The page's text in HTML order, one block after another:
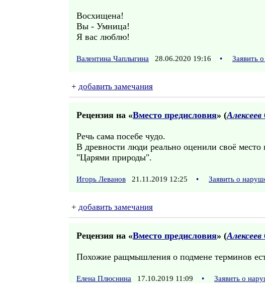
Восхищена!
Вы - Умница!
Я вас люблю!
Валентина Чаплыгина 28.06.2020 19:16 • Заявить
+ добавить замечания
Рецензия на «Вместо предисловия» (
Речь сама посебе чудо.
В древности люди реально оценили своё
"Царями природы".
Игорь Леванов 21.11.2019 12:25 • Заявить о
+ добавить замечания
Рецензия на «Вместо предисловия» (
Похожие ращмышления о подмене терминов
Елена Плюснина 17.10.2019 11:09 • Заявить о